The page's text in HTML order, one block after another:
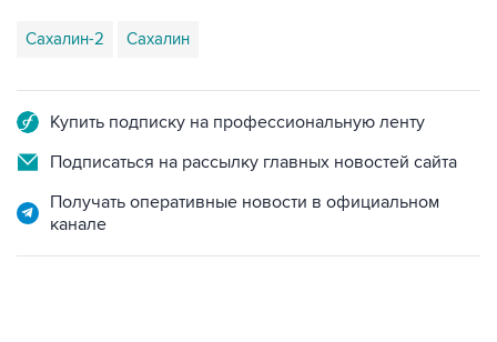
Сахалин-2 Сахалин
Купить подписку на профессиональную ленту
Подписаться на рассылку главных новостей сайта
Получать оперативные новости в официальном
канале